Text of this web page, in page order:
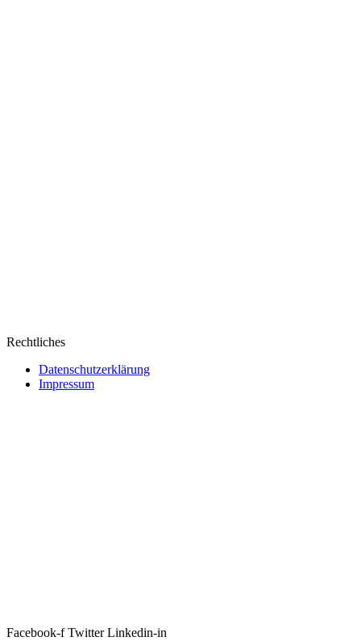
Rechtliches
Datenschutzerklärung
Impressum
Facebook-f Twitter Linkedin-in